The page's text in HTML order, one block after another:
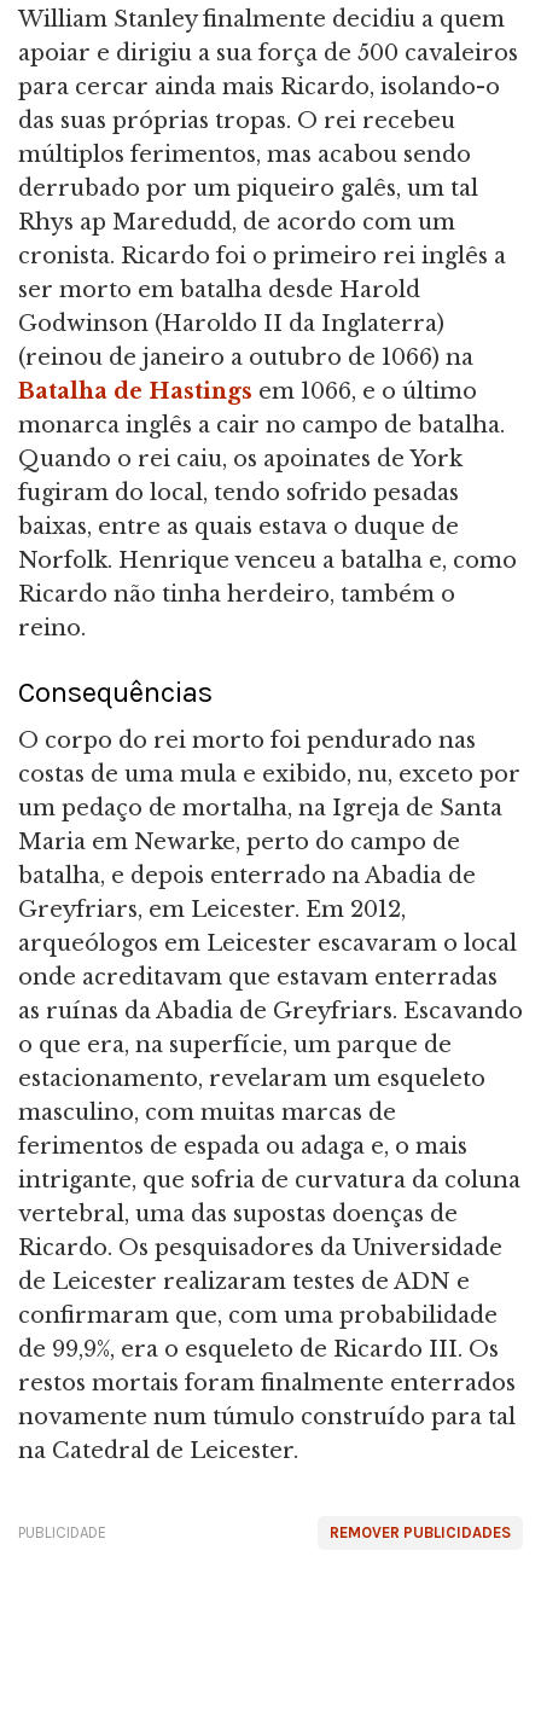
William Stanley finalmente decidiu a quem
apoiar e dirigiu a sua força de 500 cavaleiros
para cercar ainda mais Ricardo, isolando-o
das suas próprias tropas. O rei recebeu
múltiplos ferimentos, mas acabou sendo
derrubado por um piqueiro galês, um tal
Rhys ap Maredudd, de acordo com um
cronista. Ricardo foi o primeiro rei inglês a
ser morto em batalha desde Harold
Godwinson (Haroldo II da Inglaterra)
(reinou de janeiro a outubro de 1066) na
Batalha de Hastings em 1066, e o último
monarca inglês a cair no campo de batalha.
Quando o rei caiu, os apoinates de York
fugiram do local, tendo sofrido pesadas
baixas, entre as quais estava o duque de
Norfolk. Henrique venceu a batalha e, como
Ricardo não tinha herdeiro, também o
reino.
Consequências
O corpo do rei morto foi pendurado nas
costas de uma mula e exibido, nu, exceto por
um pedaço de mortalha, na Igreja de Santa
Maria em Newarke, perto do campo de
batalha, e depois enterrado na Abadia de
Greyfriars, em Leicester. Em 2012,
arqueólogos em Leicester escavaram o local
onde acreditavam que estavam enterradas
as ruínas da Abadia de Greyfriars. Escavando
o que era, na superfície, um parque de
estacionamento, revelaram um esqueleto
masculino, com muitas marcas de
ferimentos de espada ou adaga e, o mais
intrigante, que sofria de curvatura da coluna
vertebral, uma das supostas doenças de
Ricardo. Os pesquisadores da Universidade
de Leicester realizaram testes de ADN e
confirmaram que, com uma probabilidade
de 99,9%, era o esqueleto de Ricardo III. Os
restos mortais foram finalmente enterrados
novamente num túmulo construído para tal
na Catedral de Leicester.
REMOVER PUBLICIDADES
PUBLICIDADE